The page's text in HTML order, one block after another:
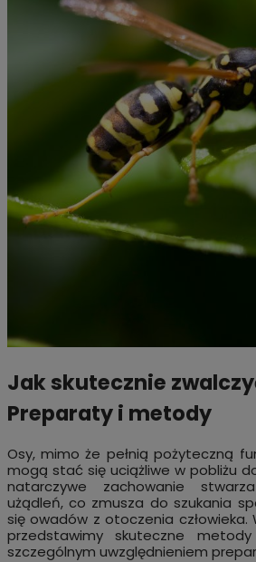
Jak skutecznie
Preparaty i metody
Osy, mimo że pełnią pożyteczną
mogą stać się uciążliwe w pobliżu
natarczywe zachowanie
użądleń, co zmusza do szukania
się owadów z otoczenia człowieka.
przedstawimy skuteczne
szczególnym uwzględnieniem